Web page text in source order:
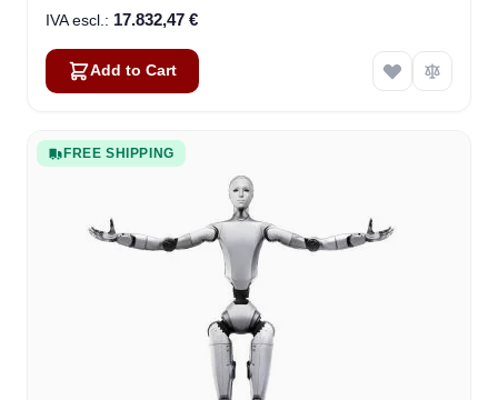
17.832,47 €
Add to Cart
FREE SHIPPING